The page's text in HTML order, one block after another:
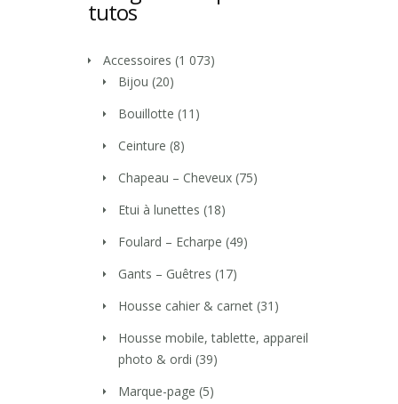
tutos
Accessoires (1 073)
Bijou (20)
Bouillotte (11)
Ceinture (8)
Chapeau – Cheveux (75)
Etui à lunettes (18)
Foulard – Echarpe (49)
Gants – Guêtres (17)
Housse cahier & carnet (31)
Housse mobile, tablette, appareil
photo & ordi (39)
Marque-page (5)